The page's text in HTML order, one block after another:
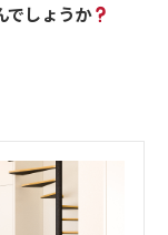
でしょうか